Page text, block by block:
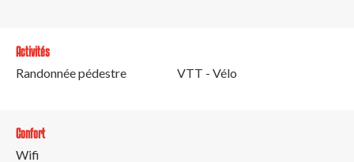
Activités
Randonnée pédestre
VTT - Vélo
Confort
Wifi